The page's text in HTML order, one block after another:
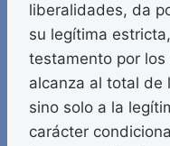
liberalidades, da
su legítima
testamento por
alcanza al total de
sino solo a la
carácter